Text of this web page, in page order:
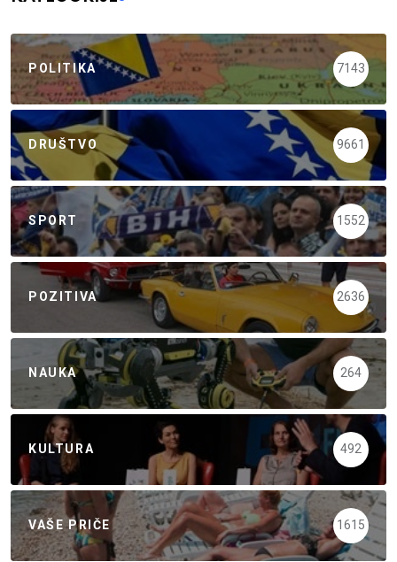
POLITIKA 7143
DRUŠTVO 9661
SPORT 1552
POZITIVA 2636
NAUKA 264
KULTURA 492
VAŠE PRIČE 1615